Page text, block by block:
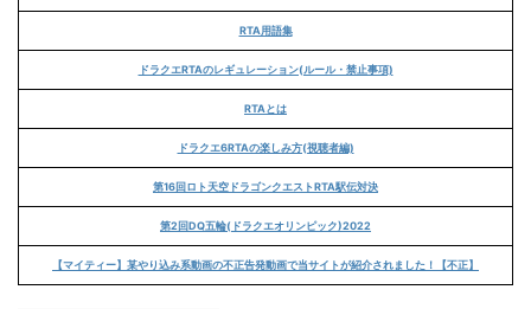
RTA用語集
ドラクエRTAのレギュレーション(ルール・禁止事項)
RTAとは
ドラクエ6RTAの楽しみ方(視聴者編)
第16回ロト天空ドラゴンクエストRTA駅伝対決
第2回DQ五輪(ドラクエオリンピック)2022
【マイティー】某やり込み系動画の不正告発動画で当サイトが紹介されました！【不正】